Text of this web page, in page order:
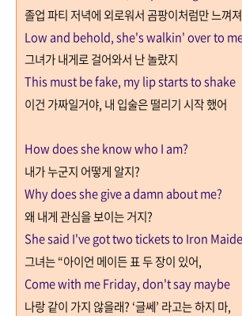
졸업 파티 저녁에 외로워서 곰팡이처럼만 느껴져
Low and behold, she's walkin' over to
그녀가 내게로 걸어와서 난 놀랐지
This must be fake, my lip starts to shake
이건 가짜일거야, 내 입술은 떨리기 시작 했어
How does she know who I am?
내가 누군지 어떻게 알지?
Why does she give a damn about me?
왜 내게 관심을 보이는 거지?
She said I've got two tickets to Iron
그녀는“아이언 메이든 표 두 장이 있어,
Come with me Friday, don't say maybe
나랑 같이 가지 않을래? ‘글쎄’ 라고는 하지 마,